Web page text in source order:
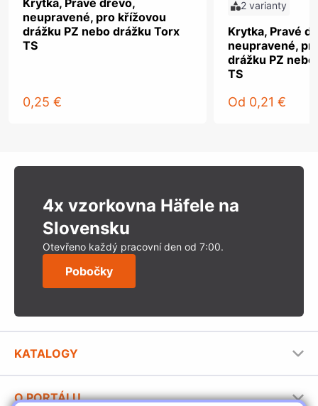
Krytka, Pravé dřevo,
neupravené, pro křížovou
drážku PZ nebo drážku Torx
TS
0,25 €
2 varianty
Krytka, Pravé
neupravené,
drážku PZ
TS
Od 0,21 €
4x vzorkovna Häfele na
Slovensku
Otevřeno každý pracovní den od 7:00.
Pobočky
KATALOGY
O PORTÁLU